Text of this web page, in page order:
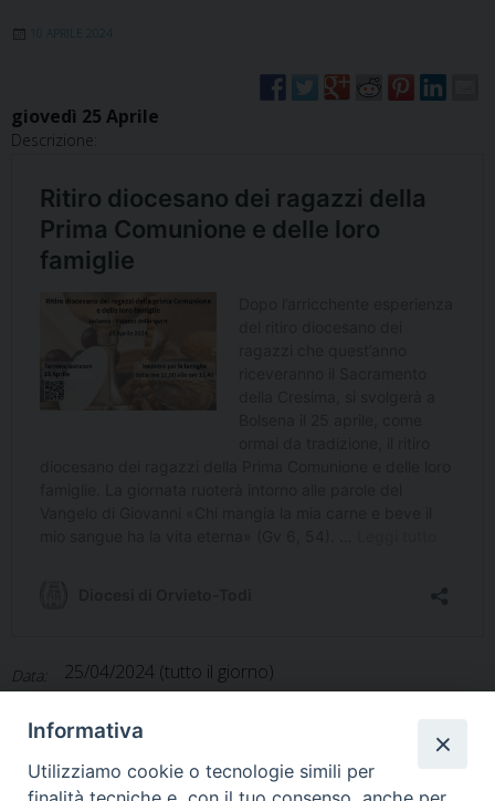
10 APRILE 2024
giovedì 25 Aprile
Descrizione:
Data: 25/04/2024 (tutto il giorno)
Agenda diocesana
Informativa
Utilizziamo cookie o tecnologie simili per